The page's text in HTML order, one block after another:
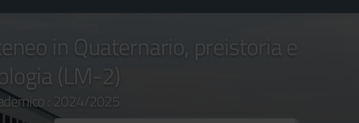
in Quaternario, preistoria e
(LM-2)
: 2024/2025